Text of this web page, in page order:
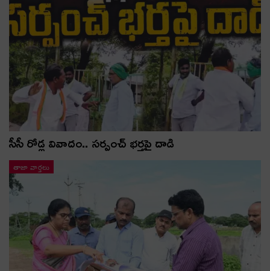
సీసీ రోడ్ల వివాదం.. స‌ర్పంచ్ భ‌ర్త‌పై దాడి
తాజా వార్తలు